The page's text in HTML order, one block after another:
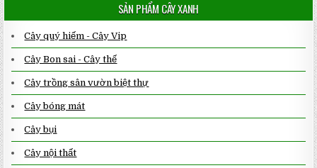
SẢN PHẨM CÂY XANH
Cây quý hiếm - Cây Vip
Cây Bon sai - Cây thế
Cây trồng sân vườn biệt thự
Cây bóng mát
Cây bụi
Cây nội thất